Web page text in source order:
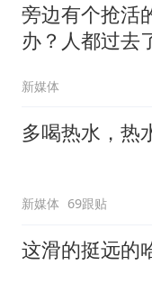
旁边有个抢活
办？人都过去
新媒体
多喝热水，热
新媒体 69跟贴
这滑的挺远的